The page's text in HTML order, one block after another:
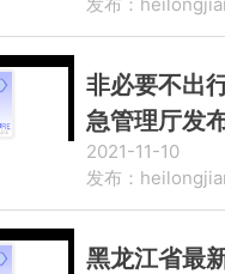
确保群众生
非必要不出
急管理厅发
2021-11-10
发布：
黑龙江省最